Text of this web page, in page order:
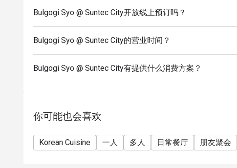
Bulgogi Syo @ Suntec City开放线上预订吗？
Bulgogi Syo @ Suntec City的营业时间？
Bulgogi Syo @ Suntec City有提供什么消费方案？
你可能也会喜欢
Korean Cuisine 一人 多人 日常餐厅 朋友聚会